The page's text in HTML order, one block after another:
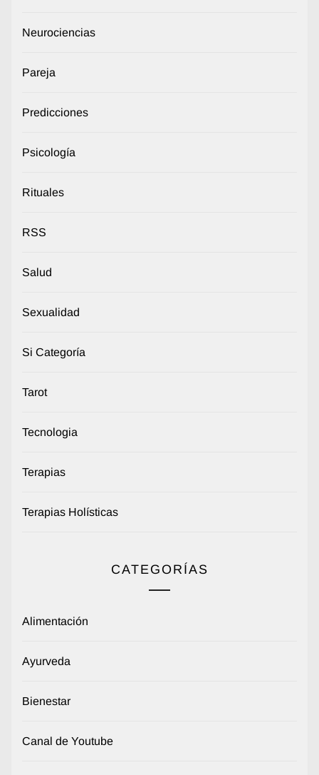
Neurociencias
Pareja
Predicciones
Psicología
Rituales
RSS
Salud
Sexualidad
Si Categoría
Tarot
Tecnologia
Terapias
Terapias Holísticas
CATEGORÍAS
Alimentación
Ayurveda
Bienestar
Canal de Youtube